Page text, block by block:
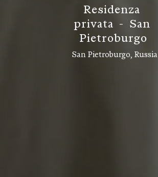
Residenza
privata - San
Pietroburgo
San Pietroburgo, Russia